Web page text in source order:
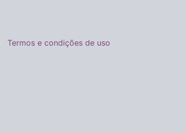
Termos e condições de uso